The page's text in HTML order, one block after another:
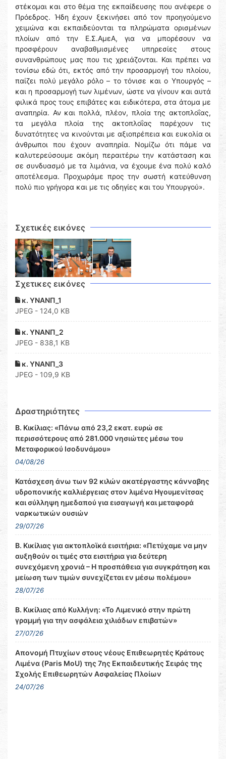
στέκομαι και στο θέμα της εκπαίδευσης που ανέφερε ο
Πρόεδρος. Ήδη έχουν ξεκινήσει από τον προηγούμενο
χειμώνα και εκπαιδεύονται τα πληρώματα ορισμένων
πλοίων από την Ε.Σ.ΑμεΑ, για να μπορέσουν να
προσφέρουν αναβαθμισμένες υπηρεσίες στους
συνανθρώπους μας που τις χρειάζονται. Και πρέπει να
τονίσω εδώ ότι, εκτός από την προσαρμογή του πλοίου,
παίζει πολύ μεγάλο ρόλο – το τόνισε και ο Υπουργός –
και η προσαρμογή των λιμένων, ώστε να γίνουν και αυτά
φιλικά προς τους επιβάτες και ειδικότερα, στα άτομα με
αναπηρία. Αν και πολλά, πλέον, πλοία της ακτοπλοΐας,
τα μεγάλα πλοία της ακτοπλοΐας παρέχουν τις
δυνατότητες να κινούνται με αξιοπρέπεια και ευκολία οι
άνθρωποι που έχουν αναπηρία. Νομίζω ότι πάμε να
καλυτερεύσουμε ακόμη περαιτέρω την κατάσταση και
σε συνδυασμό με τα λιμάνια, να έχουμε ένα πολύ καλό
αποτέλεσμα. Προχωράμε προς την σωστή κατεύθυνση
πολύ πιο γρήγορα και με τις οδηγίες και του Υπουργού».
Σχετικές εικόνες
Σχετικες εικόνες
κ. ΥΝΑΝΠ_1
JPEG - 124,0 KB
κ. ΥΝΑΝΠ_2
JPEG - 838,1 KB
κ. ΥΝΑΝΠ_3
JPEG - 109,9 KB
Δραστηριότητες
Β. Κικίλιας: «Πάνω από 23,2 εκατ. ευρώ σε
περισσότερους από 281.000 νησιώτες μέσω του
Μεταφορικού Ισοδυνάμου»
04/08/26
Κατάσχεση άνω των 92 κιλών ακατέργαστης κάνναβης
υδροπονικής καλλιέργειας στον λιμένα Ηγουμενίτσας
και σύλληψη ημεδαπού για εισαγωγή και μεταφορά
ναρκωτικών ουσιών
29/07/26
Β. Κικίλιας για ακτοπλοϊκά εισιτήρια: «Πετύχαμε να μην
αυξηθούν οι τιμές στα εισιτήρια για δεύτερη
συνεχόμενη χρονιά – Η προσπάθεια για συγκράτηση και
μείωση των τιμών συνεχίζεται εν μέσω πολέμου»
28/07/26
Β. Κικίλιας από Κυλλήνη: «Το Λιμενικό στην πρώτη
γραμμή για την ασφάλεια χιλιάδων επιβατών»
27/07/26
Απονομή Πτυχίων στους νέους Επιθεωρητές Κράτους
Λιμένα (Paris MoU) της 7ης Εκπαιδευτικής Σειράς της
Σχολής Επιθεωρητών Ασφαλείας Πλοίων
24/07/26